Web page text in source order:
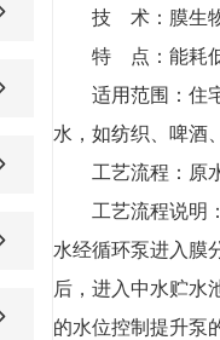
技 术：膜生
特 点：能耗
适用范围：住
水，如纺织、啤酒
工艺流程：
工艺流程说明
水经循环泵进入膜
后，进入中水贮水
的水位控制提升泵